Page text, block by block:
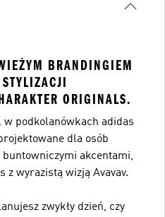
BRANDINGIEM
ORIGINALS.
podkolanówkach adidas
dla osób
akcentami,
z wyrazistą wizją Avavav.
zwykły dzień, czy